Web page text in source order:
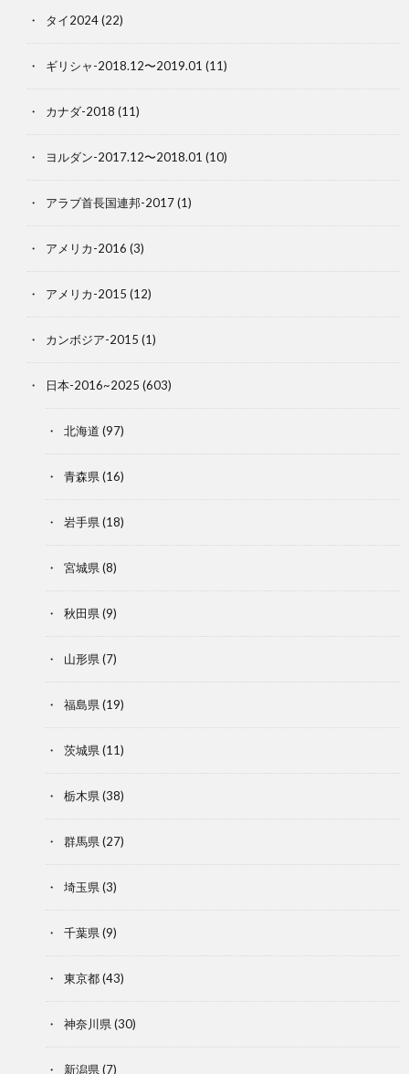
タイ2024(22)
ギリシャ-2018.12〜2019.01 (11)
カナダ-2018 (11)
ヨルダン-2017.12〜2018.01 (10)
アラブ首長国連邦-2017(1)
アメリカ-2016 (3)
アメリカ-2015 (12)
カンボジア-2015 (1)
日本-2016~2025 (603)
北海道 (97)
青森県(16)
岩手県(18)
宮城県(8)
秋田県(9)
山形県(7)
福島県(19)
茨城県(11)
栃木県(38)
群馬県(27)
埼玉県(3)
千葉県(9)
東京都(43)
神奈川県(30)
新潟県(7)